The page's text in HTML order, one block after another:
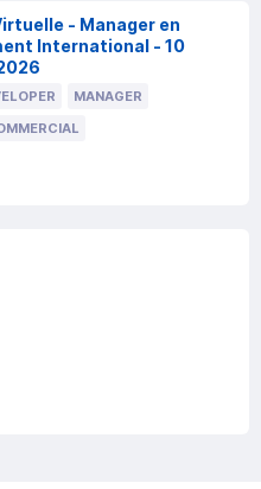
- Manager en
International - 10
MANAGER